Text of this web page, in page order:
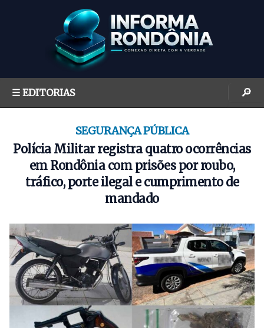
☰ EDITORIAS 🔎
SEGURANÇA PÚBLICA
Polícia Militar registra quatro ocorrências
em Rondônia com prisões por roubo,
tráfico, porte ilegal e cumprimento de
mandado